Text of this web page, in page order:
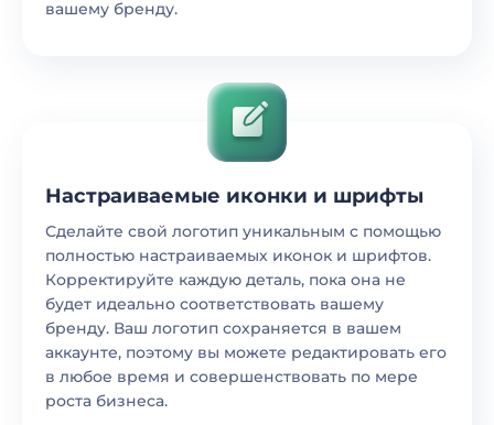
вашему бренду.
Настраиваемые иконки и шрифты
Сделайте свой логотип уникальным с помощью
полностью настраиваемых иконок и шрифтов.
Корректируйте каждую деталь, пока она не
будет идеально соответствовать вашему
бренду. Ваш логотип сохраняется в вашем
аккаунте, поэтому вы можете редактировать его
в любое время и совершенствовать по мере
роста бизнеса.